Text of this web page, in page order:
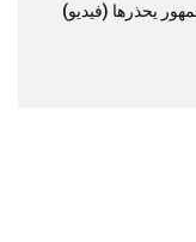
يحذرها (فيديو)